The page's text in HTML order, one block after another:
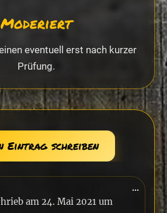
Moderiert
eventuell erst nach kurzer
Prüfung.
am24. Mai 2021 um
...Diese
ein-/